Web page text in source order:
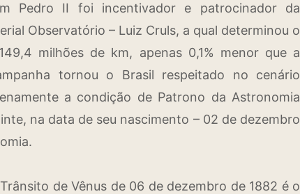
Pedro II foi incentivador e patrocinador da
Observatório – Luiz Cruls, a qual determinou o
milhões de km, apenas 0,1% menor que a
tornou o Brasil respeitado no cenário
a condição de Patrono da Astronomia
na data de seu nascimento – 02 de dezembro
de Vênus de 06 de dezembro de 1882 é o